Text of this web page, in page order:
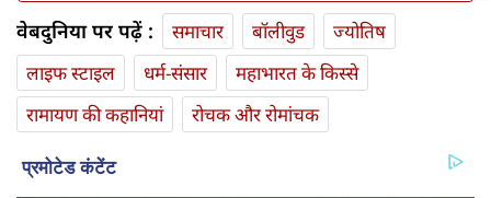
वेबदुनिया पर पढ़ें : समाचार बॉलीवुड
ज्योतिष
लाइफ स्‍टाइल
धर्म-संसार
महाभारत के किस्से
रामायण की कहानियां
रोचक और रोमांचक